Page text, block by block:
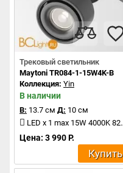
Трековый светильник
Maytoni TR084-1-15W4K-B
Коллекция: Yin
В наличии
В: 13.7 см Д: 10 см
LED x 1 max 15W 4000K 820Lm
Цена: 3 990 Р.
Купить